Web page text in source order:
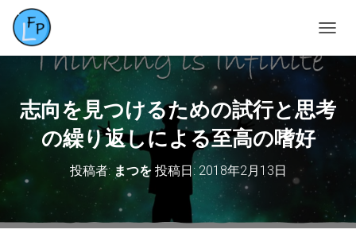
ビ
シ
ョ
を
志向を見つけるための試行と思考
の繰り返しによる至高の嗜好
投稿者: まつを投稿日: 2018年2月13日